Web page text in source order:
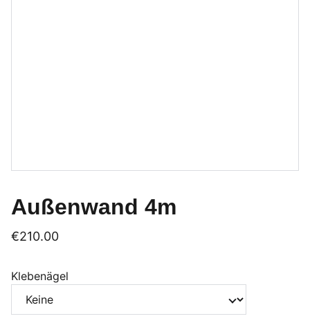
Außenwand 4m
€210.00
Klebenägel